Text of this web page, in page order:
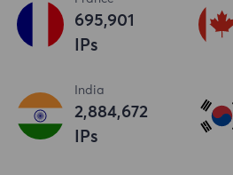
695,902
IPs
India
2,884,673
IPs